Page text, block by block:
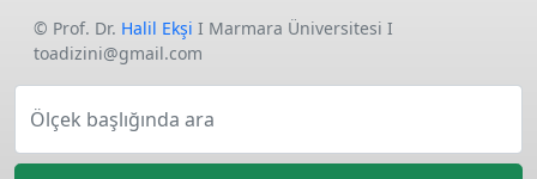
© Prof. Dr. Halil Ekşi I Marmara Üniversitesi I
toadizini@gmail.com
Ölçek başlığında ara